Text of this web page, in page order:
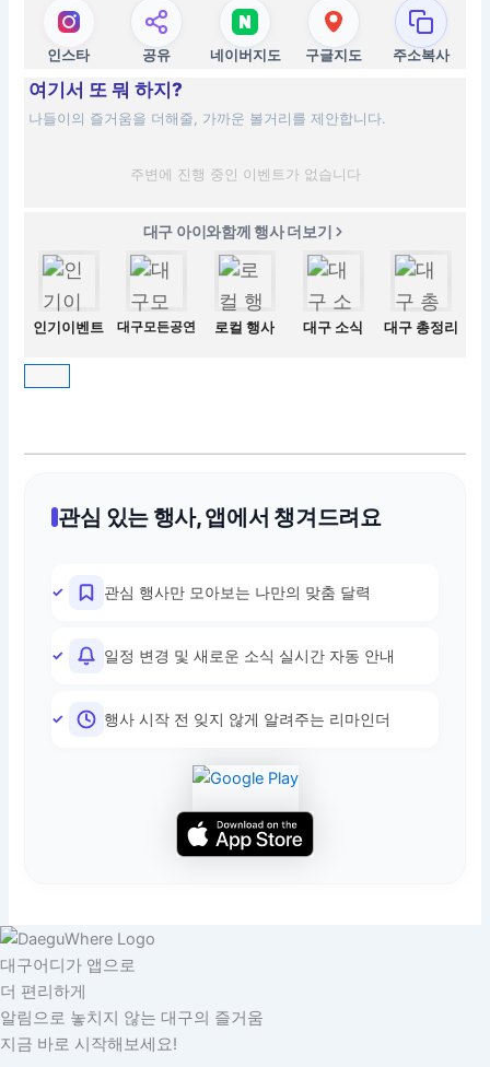
인스타 공유 네이버지도 구글지도 주소복사
여기서 또 뭐 하지?
나들이의 즐거움을 더해줄, 가까운 볼거리를 제안합니다.
주변에 진행 중인 이벤트가 없습니다
대구 아이와함께 행사 더보기
인기이벤트 대구모든공연 로컬 행사 대구 소식 대구 총정리
관심 있는 행사, 앱에서 챙겨드려요
관심 행사만 모아보는 나만의 맞춤 달력
일정 변경 및 새로운 소식 실시간 자동 안내
행사 시작 전 잊지 않게 알려주는 리마인더
대구어디가 앱으로
더 편리하게
알림으로 놓치지 않는 대구의 즐거움
지금 바로 시작해보세요!